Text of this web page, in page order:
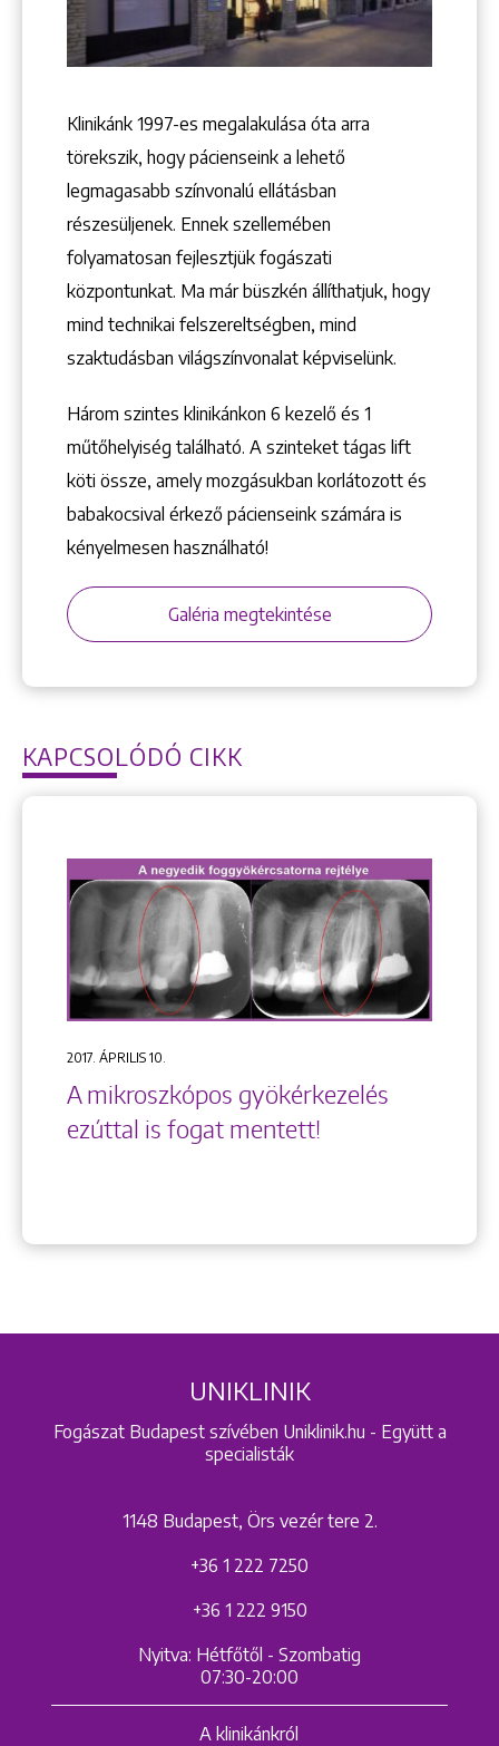
+36 1 222 7250
+36 1 222 9150
1148 Budapest, Örs vezér tere 2.
Klinikánk 1997-­es megalakulása óta arra
törekszik, hogy pácienseink a lehető
legmagasabb színvonalú ellátásban
részesüljenek. Ennek szellemében
folyamatosan fejlesztjük fogászati
központunkat. Ma már büszkén állíthatjuk, hogy
mind technikai felszereltségben, mind
szaktudásban világszínvonalat képviselünk.
Három szintes klinikánkon 6 kezelő ­és 1
műtőhelyiség található. A szinteket tágas lift
köti össze, amely mozgásukban korlátozott és
babakocsival érkező pácienseink számára is
kényelmesen használható!
Galéria megtekintése
KAPCSOLÓDÓ CIKK
2017. ÁPRILIS 10.
A mikroszkópos gyökérkezelés
ezúttal is fogat mentett!
UNIKLINIK
Fogászat Budapest szívében Uniklinik.hu - Együtt a
specialisták
1148 Budapest, Örs vezér tere 2.
+36 1 222 7250
+36 1 222 9150
Nyitva: Hétfőtől - Szombatig
07:30-20:00
A klinikánkról